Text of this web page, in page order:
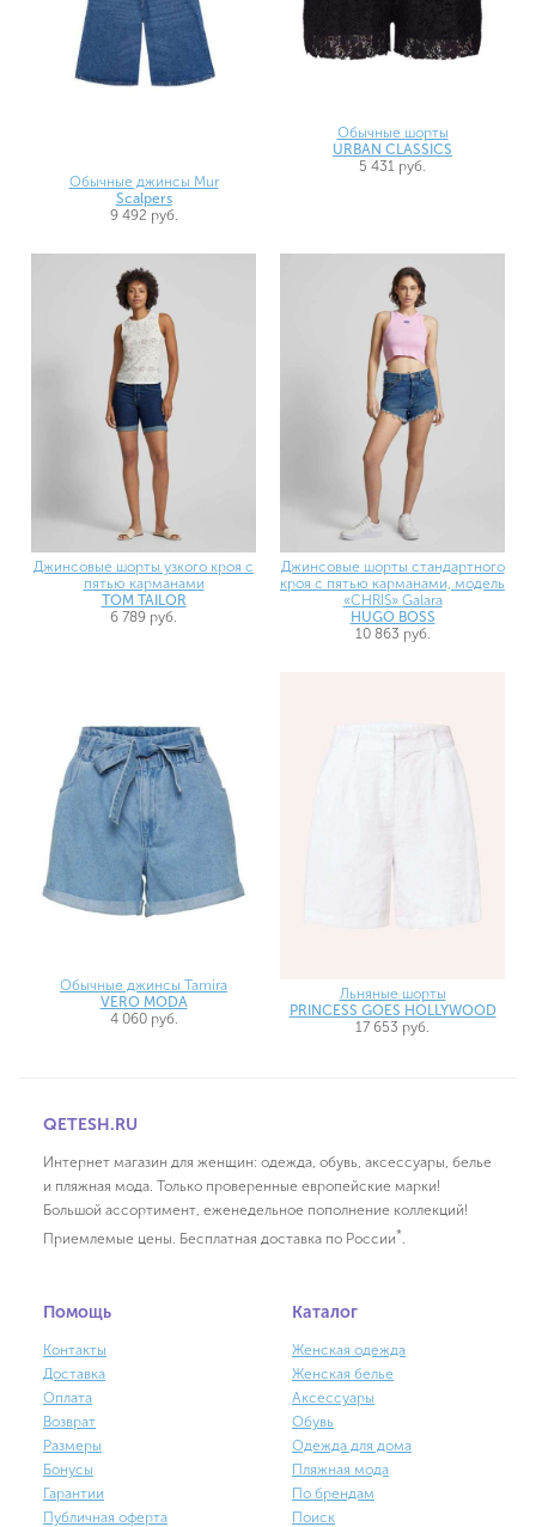
Обычные джинсы Mur
Scalpers
9 492 руб.
Обычные шорты
URBAN CLASSICS
5 431 руб.
Джинсовые шорты узкого кроя с
пятью карманами
TOM TAILOR
6 789 руб.
Джинсовые шорты стандартного
кроя с пятью карманами, модель
«CHRIS» Galara
HUGO BOSS
10 863 руб.
Обычные джинсы Tamira
VERO MODA
4 060 руб.
Льняные шорты
PRINCESS GOES HOLLYWOOD
17 653 руб.
QETESH.RU
Интернет магазин для женщин: одежда, обувь, аксессуары, белье
и пляжная мода. Только проверенные европейские марки!
Большой ассортимент, еженедельное пополнение коллекций!
Приемлемые цены. Бесплатная доставка по России*
Помощь
Контакты
Доставка
Оплата
Возврат
Размеры
Бонусы
Гарантии
Публичная оферта
Каталог
Женская одежда
Женская белье
Аксессуары
Обувь
Одежда для дома
Пляжная мода
По брендам
Поиск